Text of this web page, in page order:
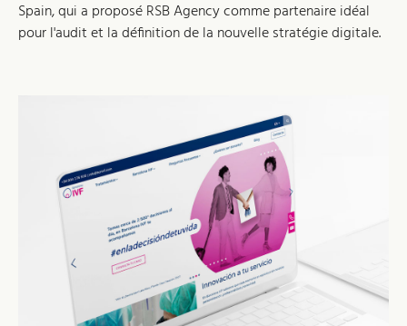
Spain, qui a proposé RSB Agency comme partenaire idéal
pour l'audit et la définition de la nouvelle stratégie digitale.